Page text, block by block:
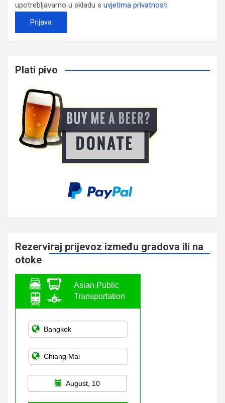
upotrebljavamo u skladu s uvjetima privatnosti
Plati pivo
Rezerviraj prijevoz između gradova ili na
otoke
Asian Public
Transportation
August, 10